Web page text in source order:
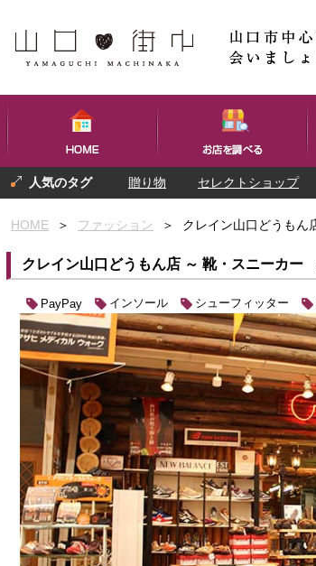
贈り物 セレクトショップ
HOME ＞ ファッション ＞ クレイン山口どうもん
クレイン山口どうもん店 ～ 靴・スニーカー
PayPay インソール シューフィッター